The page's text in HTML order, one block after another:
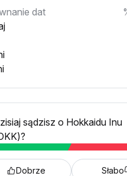
dat
sądzisz o Hokkaidu Inu
Dobrze Słabo